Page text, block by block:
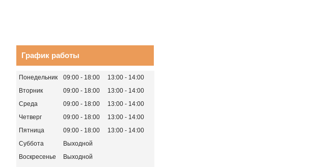
График работы
Понедельник 09:00 18:00 13:00
14:00
Вторник
09:00 18:00 13:00
14:00
Среда
09:00 18:00 13:00
14:00
Четверг
09:00 18:00 13:00
14:00
Пятница
09:00 18:00 13:00
14:00
Суббота
Выходной
Воскресенье
Выходной